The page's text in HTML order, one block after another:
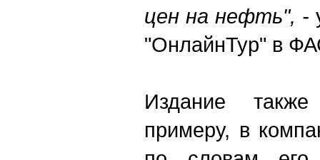
цен на нефть", -
"ОнлайнТур" в
Издание
примеру, в